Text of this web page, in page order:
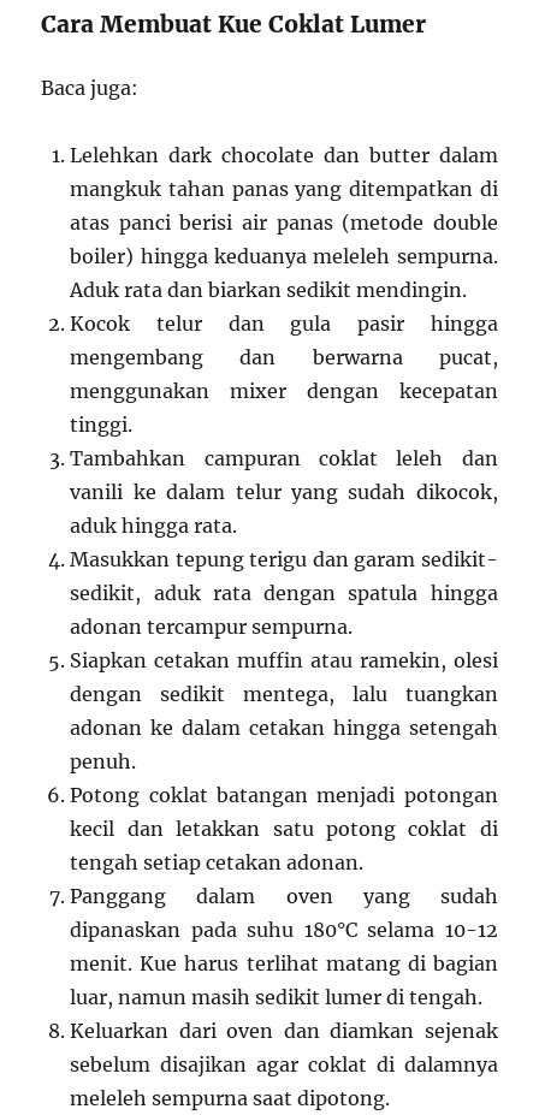
Cara Membuat Kue Coklat Lumer
Baca juga:
Lelehkan dark chocolate dan butter dalam
mangkuk tahan panas yang ditempatkan di
atas panci berisi air panas (metode double
boiler) hingga keduanya meleleh sempurna.
Aduk rata dan biarkan sedikit mendingin.
Kocok telur dan gula pasir hingga
mengembang dan berwarna pucat,
menggunakan mixer dengan kecepatan
tinggi.
Tambahkan campuran coklat leleh dan
vanili ke dalam telur yang sudah dikocok,
aduk hingga rata.
Masukkan tepung terigu dan garam sedikit-
sedikit, aduk rata dengan spatula hingga
adonan tercampur sempurna.
Siapkan cetakan muffin atau ramekin, olesi
dengan sedikit mentega, lalu tuangkan
adonan ke dalam cetakan hingga setengah
penuh.
Potong coklat batangan menjadi potongan
kecil dan letakkan satu potong coklat di
tengah setiap cetakan adonan.
Panggang dalam oven yang sudah
dipanaskan pada suhu 180°C selama 10-12
menit. Kue harus terlihat matang di bagian
luar, namun masih sedikit lumer di tengah.
Keluarkan dari oven dan diamkan sejenak
sebelum disajikan agar coklat di dalamnya
meleleh sempurna saat dipotong.